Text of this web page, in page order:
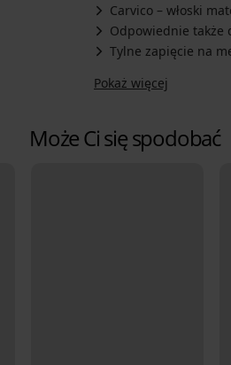
Carvico – włoski
Odpowiednie także
Tylne zapięcie na
Pokaż więcej
Może Ci się spodobać